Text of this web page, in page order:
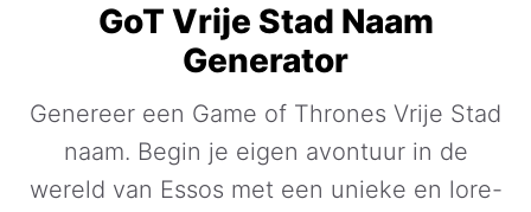
GoT Vrije Stad Naam
Generator
Genereer een Game of Thrones Vrije Stad
naam. Begin je eigen avontuur in de
wereld van Essos met een unieke en lore-